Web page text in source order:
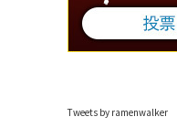
Tweets by ramenwalker